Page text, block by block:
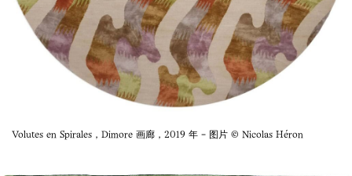
Volutes en Spirales，Dimore 画廊，2019 年 - 图片 © Nicolas Héron